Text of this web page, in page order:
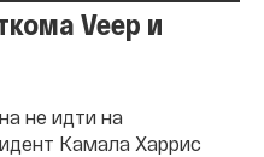
Veep и
не идти на
Камала Харрис